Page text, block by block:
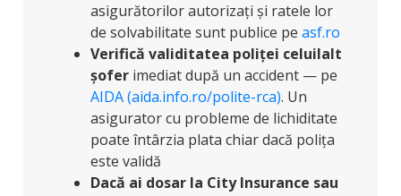
asigurătorilor autorizați și ratele lor
de solvabilitate sunt publice peasf.ro
Verifică validitatea poliței celuilalt
șofer imediat după un accident — pe
AIDA (aida.info.ro/polite-rca). Un
asigurator cu probleme de lichiditate
poate întârzia plata chiar dacă polița
este validă
Dacă ai dosar la City Insurance sau